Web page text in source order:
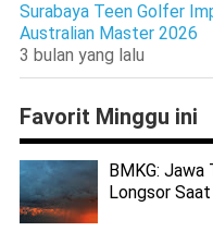
Surabaya Teen Golfer
Australian Master 2026
3 bulan yang lalu
Favorit Minggu ini
BMKG: Jawa
Longsor